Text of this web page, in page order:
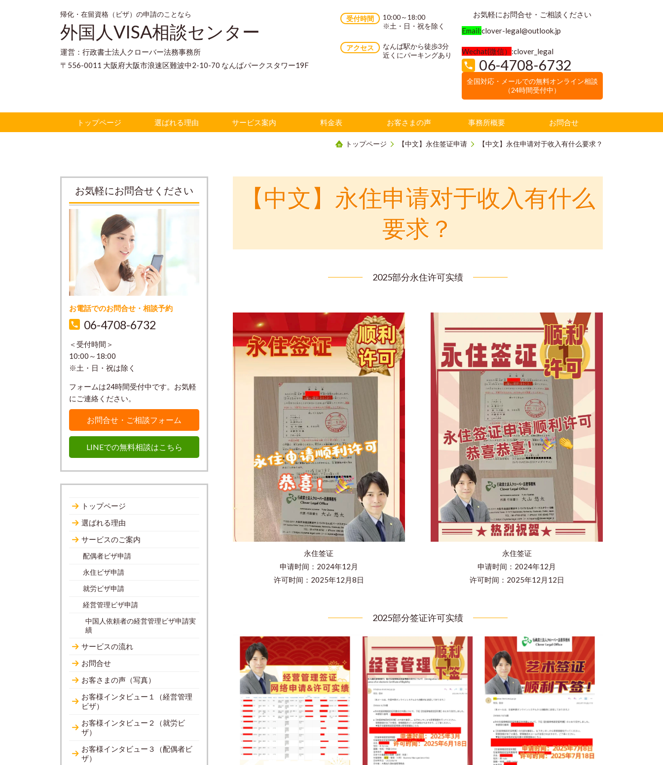
帰化・在留資格（ビザ）の申請のことなら
外国人VISA相談センター
運営：行政書士法人クローバー法務事務所
〒556-0011 大阪府大阪市浪速区難波中2-10-70 なんばパークスタワー19F
受付時間
10:00～18:00
※土・日・祝を除く
アクセス
なんば駅から徒歩3分
近くにパーキングあり
お気軽にお問合せ・ご相談ください
Email:clover-legal@outlook.jp
Wechat(微信） :clover_legal
06-4708-6732
全国対応・メールでの無料オンライン相談
（24時間受付中）
トップページ 選ばれる理由 サービス案内 料金表 お客さまの声 事務所概要 お問合せ
トップページ 【中文】永住签证申请 【中文】永住申请对于收入有什么要求？
【中文】永住申请对于收入有什么
要求？
2025部分永住许可实绩
永住签证
申请时间：2024年12月
许可时间：2025年12月8日
永住签证
申请时间：2024年12月
许可时间：2025年12月12日
2025部分签证许可实绩
お気軽にお問合せください
お電話でのお問合せ・相談予約
06-4708-6732
＜受付時間＞
10:00～18:00
※土・日・祝は除く
フォームは24時間受付中です。お気軽
にご連絡ください。
お問合せ・ご相談フォーム
LINEでの無料相談はこちら
トップページ
選ばれる理由
サービスのご案内
配偶者ビザ申請
永住ビザ申請
就労ビザ申請
経営管理ビザ申請
中国人依頼者の経営管理ビザ申請実
績
サービスの流れ
お問合せ
お客さまの声（写真）
お客様インタビュー１（経営管理
ビザ）
お客様インタビュー２（就労ビ
ザ）
お客様インタビュー３（配偶者ビ
ザ）